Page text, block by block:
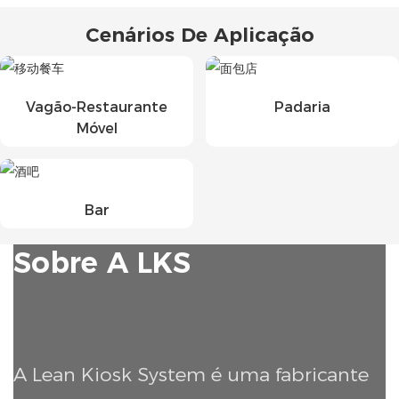
Cenários De Aplicação
Vagão-Restaurante
Móvel
Padaria
Bar
Sobre A LKS
A Lean Kiosk System é uma fabricante